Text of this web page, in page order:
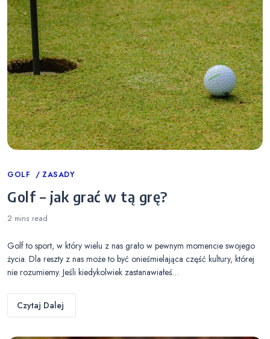
Categories
GOLF ZASADY
Golf – jak grać w tą grę?
2 mins read
Golf to sport, w który wielu z nas grało w pewnym momencie swojego
życia. Dla reszty z nas może to być onieśmielająca część kultury, której
nie rozumiemy. Jeśli kiedykolwiek zastanawiałeś…
Czytaj Dalej